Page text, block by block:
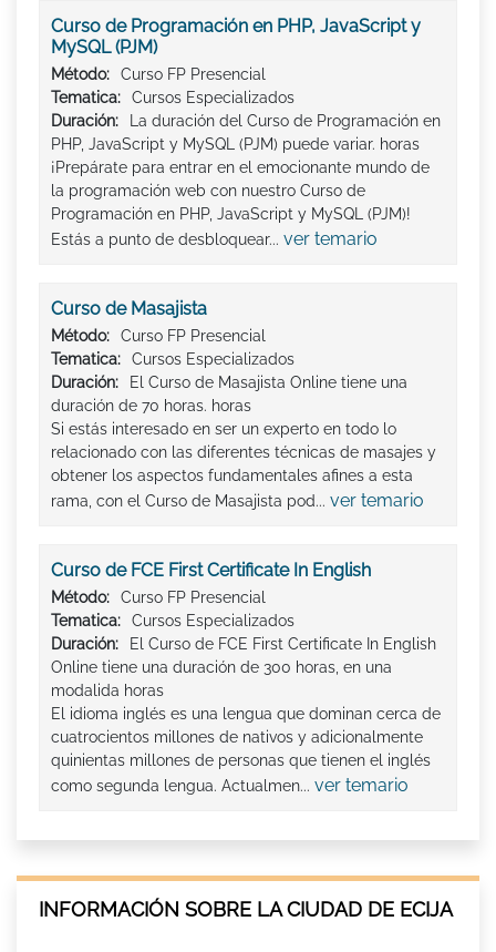
Curso de Programación en PHP, JavaScript y
MySQL (PJM)
Método:
Curso FP Presencial
Tematica:
Cursos Especializados
Duración:
La duración del Curso de Programación en
PHP, JavaScript y MySQL (PJM) puede variar. horas
¡Prepárate para entrar en el emocionante mundo de
la programación web con nuestro Curso de
Programación en PHP, JavaScript y MySQL (PJM)!
Estás a punto de desbloquear... ver temario
Curso de Masajista
Método:
Curso FP Presencial
Tematica:
Cursos Especializados
Duración:
El Curso de Masajista Online tiene una
duración de 70 horas. horas
Si estás interesado en ser un experto en todo lo
relacionado con las diferentes técnicas de masajes y
obtener los aspectos fundamentales afines a esta
rama, con el Curso de Masajista pod... ver temario
Curso de FCE First Certificate In English
Método:
Curso FP Presencial
Tematica:
Cursos Especializados
Duración:
El Curso de FCE First Certificate In English
Online tiene una duración de 300 horas, en una
modalida horas
El idioma inglés es una lengua que dominan cerca de
cuatrocientos millones de nativos y adicionalmente
quinientas millones de personas que tienen el inglés
como segunda lengua. Actualmen... ver temario
INFORMACIÓN SOBRE LA CIUDAD DE ECIJA